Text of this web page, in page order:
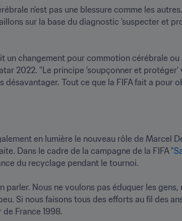
n'est pas une blessure comme les
sur la base du diagnostic 'suspecter et
un changement pour commotion cérébrale
2022. "Le principe 'soupçonner et
en lumière le nouveau rôle de Marcel
Dans le cadre de la campagne de la FIFA "
du recyclage pendant le tournoi.
parler. Nous ne voulons pas éduquer les
Si nous faisons tous des efforts au fil des
France 1998.